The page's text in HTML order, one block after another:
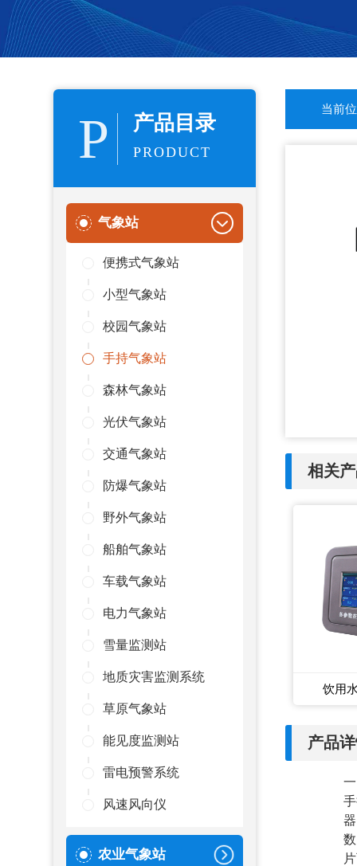
P 产品目录
PRODUCT
气象站
便携式气象站
小型气象站
校园气象站
手持气象站
森林气象站
光伏气象站
交通气象站
防爆气象站
野外气象站
船舶气象站
车载气象站
电力气象站
雪量监测站
地质灾害监测系统
草原气象站
能见度监测站
雷电预警系统
风速风向仪
农业气象站
当前
相关
饮用
产品